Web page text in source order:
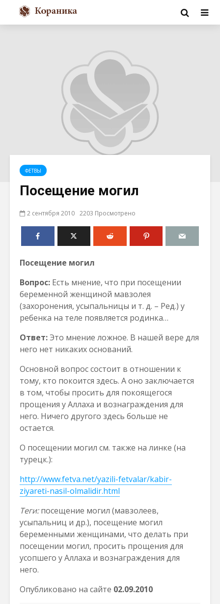
ФЕТВЫ
Посещение могил
2 сентября 2010 2203 Просмотрено
Посещение могил
Вопрос: Есть мнение, что при посещении
беременной женщиной мавзолея
(захоронения, усыпальницы и т. д. – Ред.) у
ребенка на теле появляется родинка…
Ответ:Это мнение ложное. В нашей вере для
него нет никаких оснований.
Основной вопрос состоит в отношении к
тому, кто покоится здесь. А оно заключается
в том, чтобы просить для покоящегося
прощения у Аллаха и вознаграждения для
него. Ничего другого здесь больше не
остается.
О посещении могил см. также на линке (на
турецк.):
http://www.fetva.net/yazili-fetvalar/kabir-
ziyareti-nasil-olmalidir.html
Теги:посещение могил (мавзолеев,
усыпальниц и др.), посещение могил
беременными женщинами, что делать при
посещении могил, просить прощения для
усопшего у Аллаха и вознаграждения для
него.
Опубликовано на сайте 02.09.2010